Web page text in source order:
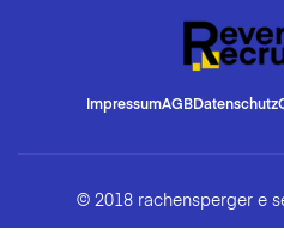
ImpressumAGBDatenschutz
© 2018 rachensperger e